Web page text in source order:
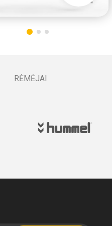
RĖMĖJAI